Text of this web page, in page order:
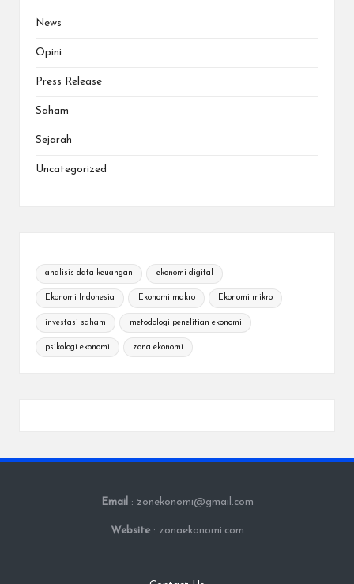
News
Opini
Press Release
Saham
Sejarah
Uncategorized
analisis data keuangan ekonomi digital
Ekonomi Indonesia Ekonomi makro Ekonomi mikro
investasi saham metodologi penelitian ekonomi
psikologi ekonomi zona ekonomi
Email : zonekonomi@gmail.com
Website : zonaekonomi.com